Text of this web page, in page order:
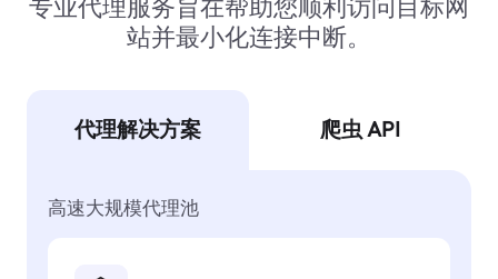
专业代理服务旨在帮助您顺利访问目标网
站并最小化连接中断。
代理解决方案 爬虫 API
高速大规模代理池